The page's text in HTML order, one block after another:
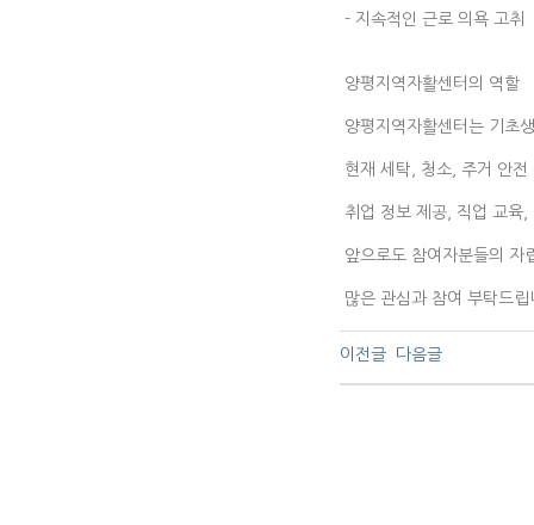
- 지속적인 근로 의욕 고취
양평지역자활센터의 역할
양평지역자활센터는 기초
현재 세탁, 청소, 주거 안
취업 정보 제공, 직업 교육
앞으로도 참여자분들의 자
많은 관심과 참여 부탁드
이전글 다음글